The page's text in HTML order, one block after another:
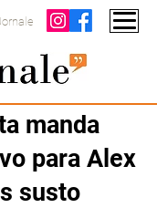
manda
para Alex
susto